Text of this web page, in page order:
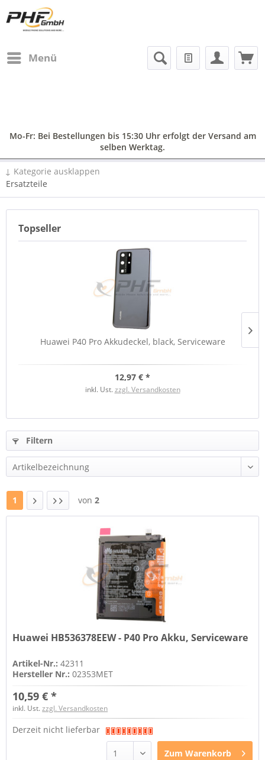
Menü
Mo-Fr: Bei Bestellungen bis 15:30 Uhr erfolgt der Versand am
selben Werktag.
↓ Kategorie ausklappen
Ersatzteile
Topseller
Huawei P40 Pro Akkudeckel, black, Serviceware
12,97 € *
inkl. Ust.zzgl. Versandkosten
Filtern
1 von 2
Huawei HB536378EEW - P40 Pro Akku, Serviceware
Artikel-Nr.:42311
Hersteller Nr.:02353MET
10,59 € *
inkl. Ust.zzgl. Versandkosten
Derzeit nicht lieferbar
Zum Warenkorb